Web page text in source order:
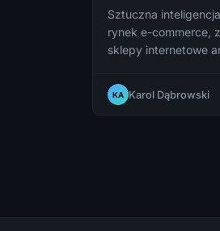
Sztuczna
rynek e-commerce,
sklepy internetowe
doświadczenia
kształtuje
KA Karol Dąbrowski